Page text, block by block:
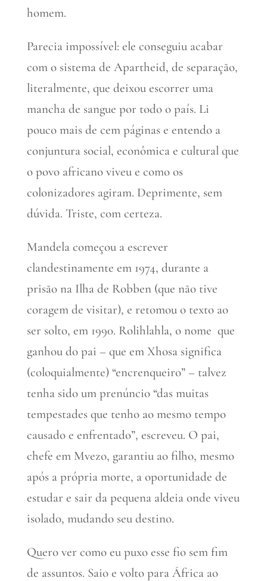
homem.
Parecia impossível: ele conseguiu acabar
com o sistema de Apartheid, de separação,
literalmente, que deixou escorrer uma
mancha de sangue por todo o país. Li
pouco mais de cem páginas e entendo a
conjuntura social, econômica e cultural que
o povo africano viveu e como os
colonizadores agiram. Deprimente, sem
dúvida. Triste, com certeza.
Mandela começou a escrever
clandestinamente em 1974, durante a
prisão na Ilha de Robben (que não tive
coragem de visitar), e retomou o texto ao
ser solto, em 1990. Rolihlahla, o nome que
ganhou do pai – que em Xhosa significa
(coloquialmente) “encrenqueiro” – talvez
tenha sido um prenúncio “das muitas
tempestades que tenho ao mesmo tempo
causado e enfrentado”, escreveu. O pai,
chefe em Mvezo, garantiu ao filho, mesmo
após a própria morte, a oportunidade de
estudar e sair da pequena aldeia onde viveu
isolado, mudando seu destino.
Quero ver como eu puxo esse fio sem fim
de assuntos. Saio e volto para África ao